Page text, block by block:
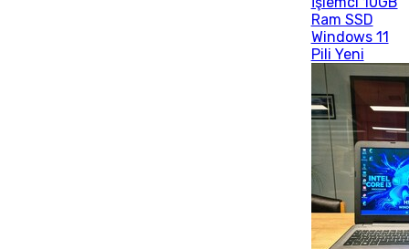
Ram SSD
Windows 11
Pili Yeni